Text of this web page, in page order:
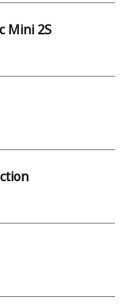
Mini 2S